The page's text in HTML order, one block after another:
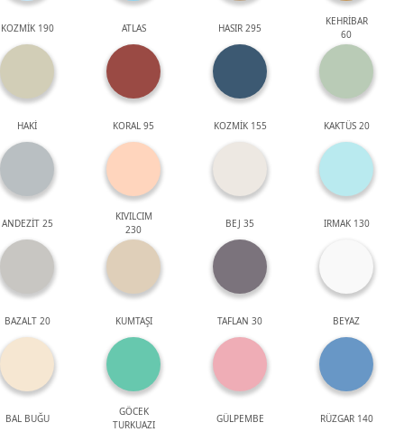
KOZMİK 190 ATLAS HASIR 295
KEHRİBAR
60
HAKİ KORAL 95 KOZMİK 155 KAKTÜS 20
ANDEZİT 25
KIVILCIM
230
BEJ 35 IRMAK 130
BAZALT 20 KUMTAŞI TAFLAN 30 BEYAZ
BAL BUĞU
GÖCEK
TURKUAZI
GÜLPEMBE RÜZGAR 140